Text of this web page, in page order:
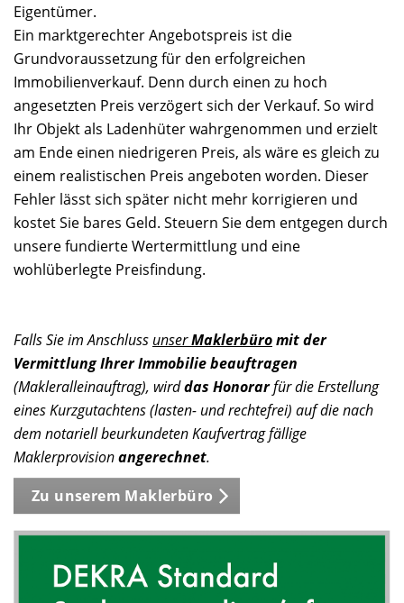
Eigentümer.
Ein marktgerechter Angebotspreis ist die
Grundvoraussetzung für den erfolgreichen
Immobilienverkauf. Denn durch einen zu hoch
angesetzten Preis verzögert sich der Verkauf. So wird
Ihr Objekt als Ladenhüter wahrgenommen und erzielt
am Ende einen niedrigeren Preis, als wäre es gleich zu
einem realistischen Preis angeboten worden. Dieser
Fehler lässt sich später nicht mehr korrigieren und
kostet Sie bares Geld. Steuern Sie dem entgegen durch
unsere fundierte Wertermittlung und eine
wohlüberlegte Preisfindung.
Falls Sie im Anschluss unserMaklerbüromit der
Vermittlung Ihrer Immobilie beauftragen
(Makleralleinauftrag), wirddas Honorarfür die Erstellung
eines Kurzgutachtens (lasten- und rechtefrei) auf die nach
dem notariell beurkundeten Kaufvertrag fällige
Maklerprovisionangerechnet.
Zu unserem Maklerbüro